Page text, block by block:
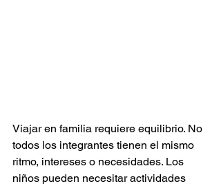
Viajar en familia requiere equilibrio. No
todos los integrantes tienen el mismo
ritmo, intereses o necesidades. Los
niños pueden necesitar actividades